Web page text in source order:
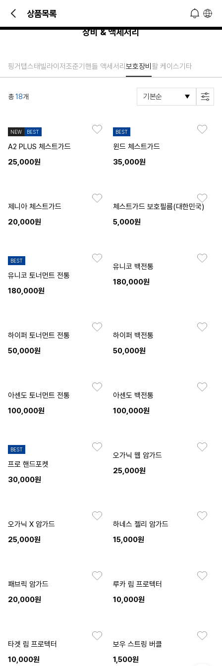
빠른 문의 및 소식 접하기!
오늘 하루 열지 않기
상품목록
장비 & 액세서리
핑거탭스태빌라이저조준기 핸들 액세서리 보호장비 활 케이스기타
총18개
NEW BEST
A2 PLUS 체스트가드
25,000원
BEST
윈드 체스트가드
35,000원
제니아 체스트가드
20,000원
체스트가드 보호필름(대한민국)
5,000원
BEST
유니코 토너먼트 전통
180,000원
유니코 백전통
180,000원
하이퍼 토너먼트 전통
50,000원
하이퍼 백전통
50,000원
아센도 토너먼트 전통
100,000원
아센도 백전통
100,000원
BEST
프로 핸드포켓
30,000원
오가닉 웹 암가드
25,000원
오가닉 X 암가드
25,000원
하네스 젤리 암가드
15,000원
패브릭 암가드
20,000원
루카 림 프로텍터
10,000원
타겟 림 프로텍터
10,000원
보우 스트링 버클
1,500원